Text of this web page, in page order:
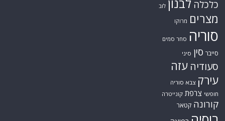
כלכלה לבנון לוב
מצרים מרוקו
סוריה סחר סמים
סייבר סין סיני
סעודיה עזה
עירק צבא סוריה
חופשי צרפת קונייטרה
קורונה קטאר